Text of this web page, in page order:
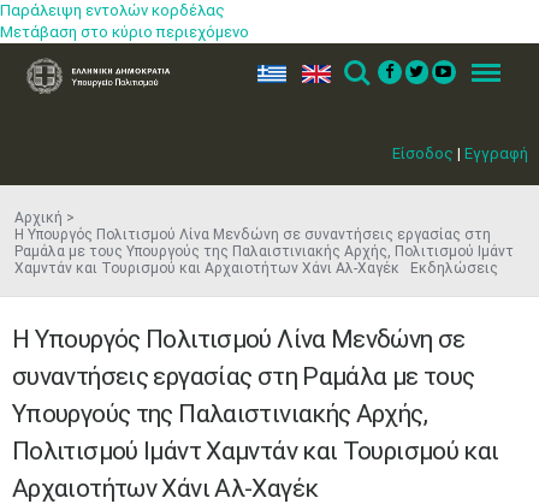
Παράλειψη εντολών κορδέλας
Μετάβαση στο κύριο περιεχόμενο
Είσοδος | Εγγραφή
ελ en Search Menu
Αρχική
Η Υπουργός Πολιτισμού Λίνα Μενδώνη σε συναντήσεις εργασίας στη
Ραμάλα με τους Υπουργούς της Παλαιστινιακής Αρχής, Πολιτισμού Ιμάντ
Χαμντάν και Τουρισμού και Αρχαιοτήτων Χάνι Αλ-Χαγέκ Εκδηλώσεις
Η Υπουργός Πολιτισμού Λίνα Μενδώνη σε
συναντήσεις εργασίας στη Ραμάλα με τους
Υπουργούς της Παλαιστινιακής Αρχής,
Πολιτισμού Ιμάντ Χαμντάν και Τουρισμού και
Αρχαιοτήτων Χάνι Αλ-Χαγέκ